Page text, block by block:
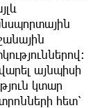
այնպիսի
կտար
հետ՝